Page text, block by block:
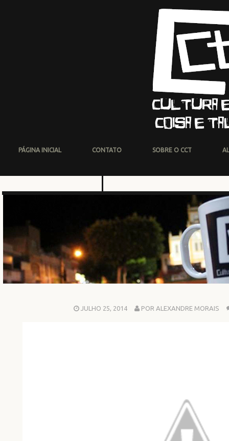
PÁGINA INICIAL CONTATO SOBRE O CCT
JULHO 25, 2014 POR ALEXANDRE MORAIS